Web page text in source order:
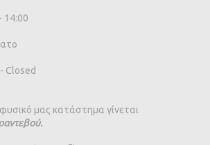
φυσικό μας κατάστημα γίνεται